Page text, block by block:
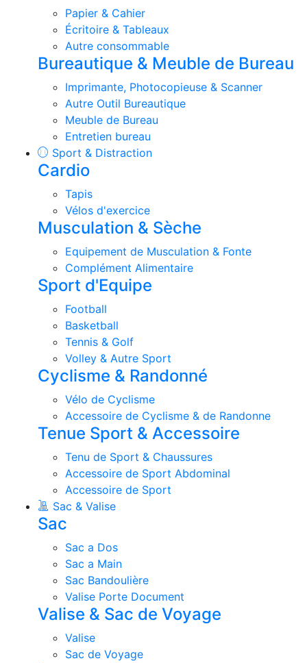
Papier & Cahier
Écritoire & Tableaux
Autre consommable
Bureautique & Meuble de Bureau
Imprimante, Photocopieuse & Scanner
Autre Outil Bureautique
Meuble de Bureau
Entretien bureau
Sport & Distraction
Cardio
Tapis
Vélos d'exercice
Musculation & Sèche
Equipement de Musculation & Fonte
Complément Alimentaire
Sport d'Equipe
Football
Basketball
Tennis & Golf
Volley & Autre Sport
Cyclisme & Randonné
Vélo de Cyclisme
Accessoire de Cyclisme & de Randonne
Tenue Sport & Accessoire
Tenu de Sport & Chaussures
Accessoire de Sport Abdominal
Accessoire de Sport
Sac & Valise
Sac
Sac a Dos
Sac a Main
Sac Bandoulière
Valise Porte Document
Valise & Sac de Voyage
Valise
Sac de Voyage